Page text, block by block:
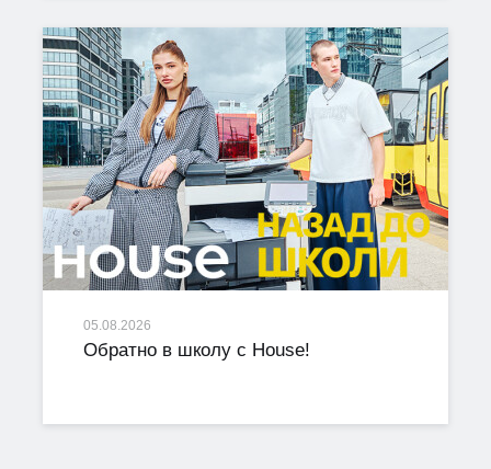
05.08.2026
Обратно в школу с House!